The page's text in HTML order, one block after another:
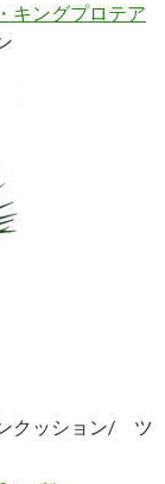
キングプロテア
クッション/ ツ